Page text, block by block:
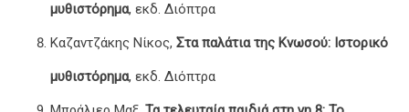
μυθιστόρημα, εκδ. Διόπτρα
Καζαντζάκης Νίκος, Στα παλάτια της Κνωσού: Ιστορικό
μυθιστόρημα, εκδ. Διόπτρα